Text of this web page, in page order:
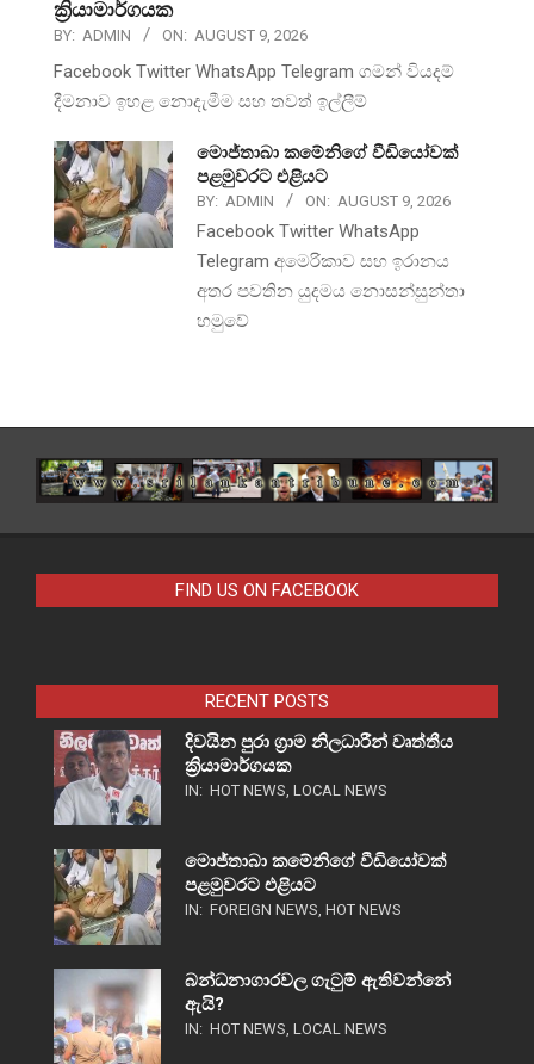
ක්‍රියාමාර්ගයක
BY: ADMIN ON: AUGUST 9, 2026
Facebook Twitter WhatsApp Telegram ගමන් වියදම්
දීමනාව ඉහළ නොදැමීම සහ තවත් ඉල්ලීම්
මොජ්තාබා කමේනිගේ වීඩියෝවක්
පළමුවරට එළියට
BY: ADMIN ON: AUGUST 9, 2026
Facebook Twitter WhatsApp
Telegram අමෙරිකාව සහ ඉරානය
අතර පවතින යුදමය නොසන්සුන්තා
හමුවේ
FIND US ON FACEBOOK
RECENT POSTS
දිවයින පුරා ග්‍රාම නිලධාරීන් වෘත්තීය
ක්‍රියාමාර්ගයක
IN: HOT NEWS, LOCAL NEWS
මොජ්තාබා කමේනිගේ වීඩියෝවක්
පළමුවරට එළියට
IN: FOREIGN NEWS, HOT NEWS
බන්ධනාගාරවල ගැටුම් ඇතිවන්නේ
ඇයි?
IN: HOT NEWS, LOCAL NEWS